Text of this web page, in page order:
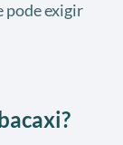
pode exigir